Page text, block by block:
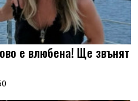
е влюбена! Ще звънят